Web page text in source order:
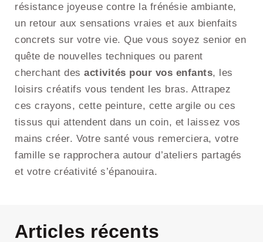
résistance joyeuse contre la frénésie ambiante,
un retour aux sensations vraies et aux bienfaits
concrets sur votre vie. Que vous soyez senior en
quête de nouvelles techniques ou parent
cherchant des activités pour vos enfants, les
loisirs créatifs vous tendent les bras. Attrapez
ces crayons, cette peinture, cette argile ou ces
tissus qui attendent dans un coin, et laissez vos
mains créer. Votre santé vous remerciera, votre
famille se rapprochera autour d’ateliers partagés
et votre créativité s’épanouira.
Articles récents